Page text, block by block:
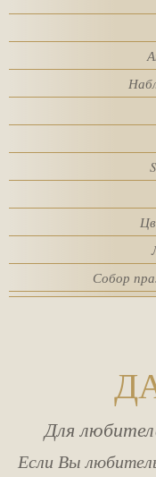
Собор
Для
Если Вы